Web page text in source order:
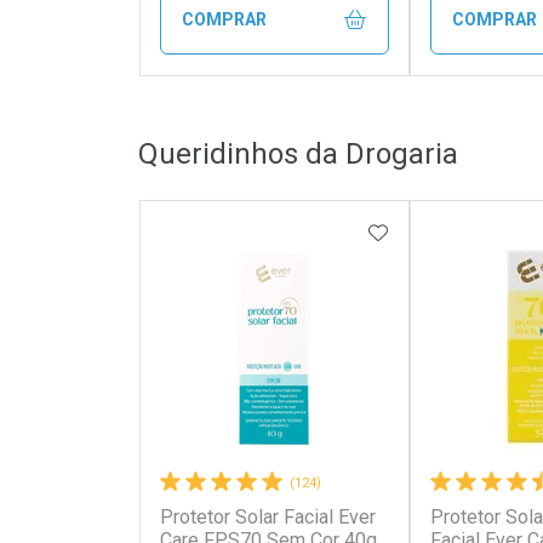
COMPRAR
Laboratório
Ativar Desconto
Por Menos
COMPRAR
Ativar
Por
Queridinhos da Drogaria
(124)
Protetor Solar Facial Ever
ADICIONAR AOS
Protetor